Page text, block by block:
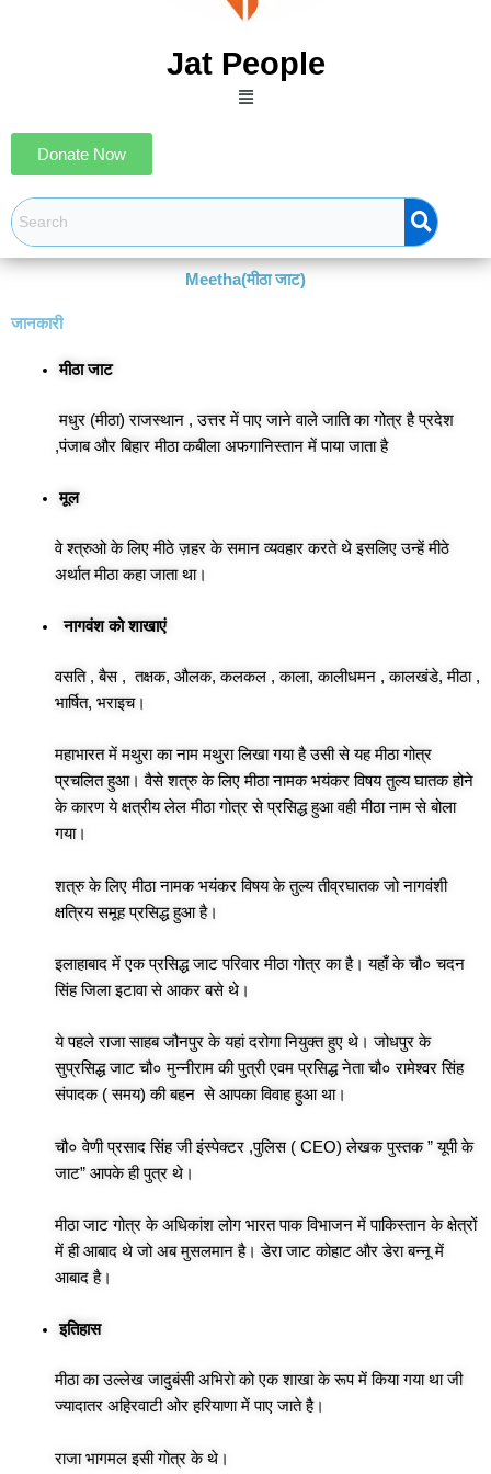
Jat People
Menu
Donate Now
Meetha(मीठा जाट)
जानकारी
मीठा जाट
मधुर (मीठा) राजस्थान , उत्तर में पाए जाने वाले जाति का गोत्र है प्रदेश
,पंजाब और बिहार मीठा कबीला अफगानिस्तान में पाया जाता है
मूल
वे श्त्रुओ के लिए मीठे ज़हर के समान व्यवहार करते थे इसलिए उन्हें मीठे
अर्थात मीठा कहा जाता था।
नागवंश को शाखाएं
वसति , बैस , तक्षक, औलक, कलकल , काला, कालीधमन , कालखंडे, मीठा ,
भार्षित, भराइच।
महाभारत में मथुरा का नाम मथुरा लिखा गया है उसी से यह मीठा गोत्र
प्रचलित हुआ। वैसे शत्रु के लिए मीठा नामक भयंकर विषय तुल्य घातक होने
के कारण ये क्षत्रीय लेल मीठा गोत्र से प्रसिद्ध हुआ वही मीठा नाम से बोला
गया।
शत्रु के लिए मीठा नामक भयंकर विषय के तुल्य तीव्रघातक जो नागवंशी
क्षत्रिय समूह प्रसिद्ध हुआ है।
इलाहाबाद में एक प्रसिद्ध जाट परिवार मीठा गोत्र का है। यहाँ के चौ० चदन
सिंह जिला इटावा से आकर बसे थे।
ये पहले राजा साहब जौनपुर के यहां दरोगा नियुक्त हुए थे। जोधपुर के
सुप्रसिद्ध जाट चौ० मुन्नीराम की पुत्री एवम प्रसिद्ध नेता चौ० रामेश्वर सिंह
संपादक ( समय) की बहन से आपका विवाह हुआ था।
चौ० वेणी प्रसाद सिंह जी इंस्पेक्टर ,पुलिस ( CEO) लेखक पुस्तक ” यूपी के
जाट” आपके ही पुत्र थे।
मीठा जाट गोत्र के अधिकांश लोग भारत पाक विभाजन में पाकिस्तान के क्षेत्रों
में ही आबाद थे जो अब मुसलमान है। डेरा जाट कोहाट और डेरा बन्नू में
आबाद है।
इतिहास
मीठा का उल्लेख जादुबंसी अभिरो को एक शाखा के रूप में किया गया था जी
ज्यादातर अहिरवाटी ओर हरियाणा में पाए जाते है।
राजा भागमल इसी गोत्र के थे।